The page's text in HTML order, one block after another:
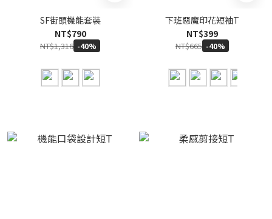
SF街頭機能套裝
NT$790
NT$1,316 -40%
下班惡魔印花短袖T
NT$399
NT$665 -40%